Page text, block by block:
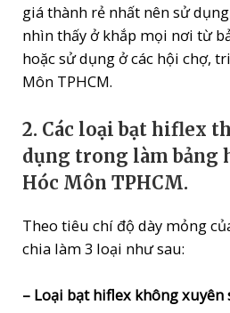
giá thành rẻ nhất nên sử
nhìn thấy ở khắp mọi nơi từ
hoặc sử dụng ở các hội chợ,
Môn TPHCM.
2. Các loại bạt hiflex
dụng trong làm bảng
Hóc Môn TPHCM.
Theo tiêu chí độ dày mỏng
chia làm 3 loại như sau:
– Loại bạt hiflex không xuyên